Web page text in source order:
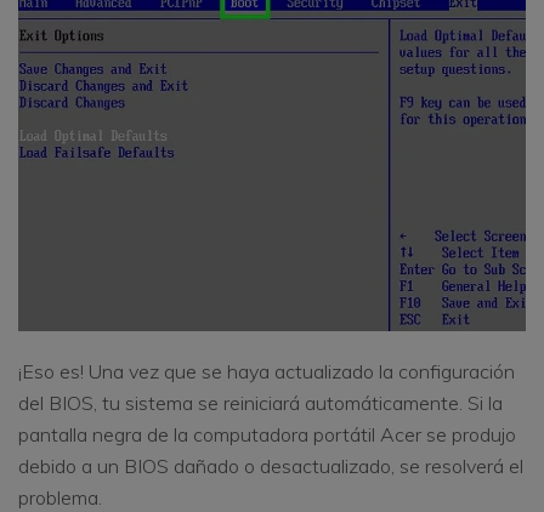
¡Eso es! Una vez que se haya actualizado la configuración
del BIOS, tu sistema se reiniciará automáticamente. Si la
pantalla negra de la computadora portátil Acer se produjo
debido a un BIOS dañado o desactualizado, se resolverá el
problema.